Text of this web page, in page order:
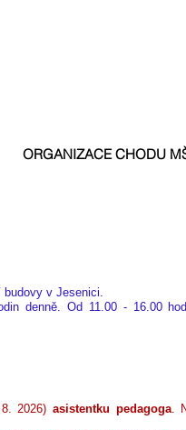
ORGANIZACE CHODU
budovy v Jesenici.
denně. Od 11.00 - 16.00
2026)asistentku pedagoga.